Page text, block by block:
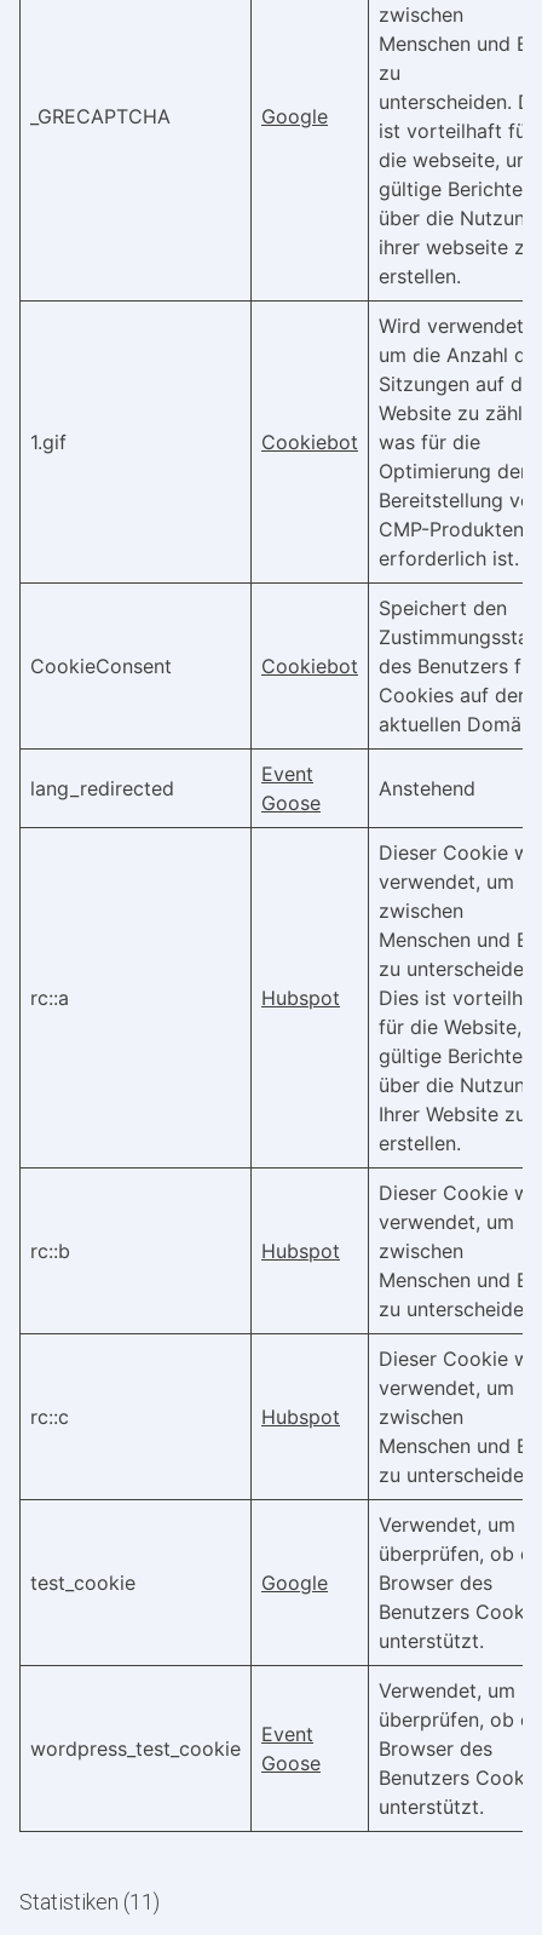
_GRECAPTCHA Google
zwischen
Menschen und
zu
unterscheiden.
ist vorteilhaft für
die webseite, um
gültige Berichte
über die Nutzung
ihrer webseite zu
erstellen.
1.gif Cookiebot
Wird verwendet,
um die Anzahl
Sitzungen auf der
Website zu
was für die
Optimierung der
Bereitstellung von
CMP-Produkten
erforderlich ist.
CookieConsent Cookiebot
Speichert den
des Benutzers für
Cookies auf der
aktuellen
lang_redirected
Event
Goose
Anstehend
rc::a Hubspot
Dieser Cookie
verwendet, um
zwischen
Menschen und
zu unterscheiden.
Dies ist
für die Website,
gültige Berichte
über die Nutzung
Ihrer Website zu
erstellen.
rc::b Hubspot
Dieser Cookie
verwendet, um
zwischen
Menschen und
zu unterscheiden.
rc::c Hubspot
Dieser Cookie
verwendet, um
zwischen
Menschen und
zu unterscheiden.
test_cookie Google
Verwendet, um zu
überprüfen, ob
Browser des
Benutzers
unterstützt.
wordpress_test_cookie
Event
Goose
Verwendet, um zu
überprüfen, ob
Browser des
Benutzers
unterstützt.
Statistiken (11)